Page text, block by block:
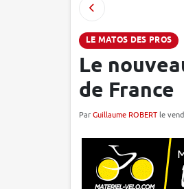
LE MATOS DES PROS
Le
de France
Par Guillaume ROBERT le